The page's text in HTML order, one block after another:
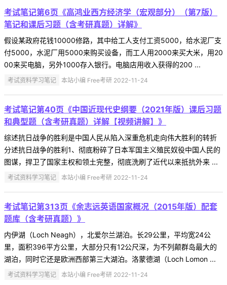
考试笔记第6页《高鸿业西方经济学（宏观部分）（第7版）
笔记和课后习题（含考研真题）详解》
假设某政府花钱10000修路，其中给工人支付工资5000，给水泥厂支
付5000，水泥厂用5000来购买设备，而工人用2000来买大米，用20
00来买电脑，另外1000存入银行。电脑店用收入获得的200 ...
考试资料学习笔记 本站小编 Free考研 2022-11-24
考试笔记第40页《中国近现代史纲要（2021年版）课后习题
和典型题（含考研真题）详解【视频讲解】》
综述抗日战争的胜利是中国人民从陷入深重危机走向伟大胜利的转折
分述抗日战争的胜利1、彻底粉碎了日本军国主义殖民奴役中国人民的
图谋，捍卫了国家主权和领土完整，彻底洗刷了近代以来抵抗外来 ...
考试资料学习笔记 本站小编 Free考研 2022-11-24
考试笔记第313页《余志远英语国家概况（2015年版）配套
题库（含考研真题）》
内伊湖（Loch Neagh），北爱尔兰湖泊。长29公里，平均宽24公
里，面积396平方公里，大部分只有12公尺深，为不列颠群岛最大的
湖泊，同时它还是欧洲西部第三大湖泊。洛蒙德湖（Loch Lomon ...
考试资料学习笔记 本站小编 Free考研 2022-11-24